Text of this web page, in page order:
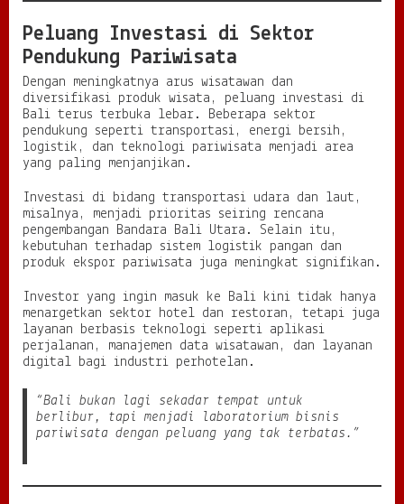
Peluang Investasi di Sektor
Pendukung Pariwisata
Dengan meningkatnya arus wisatawan dan
diversifikasi produk wisata, peluang investasi di
Bali terus terbuka lebar. Beberapa sektor
pendukung seperti transportasi, energi bersih,
logistik, dan teknologi pariwisata menjadi area
yang paling menjanjikan.
Investasi di bidang transportasi udara dan laut,
misalnya, menjadi prioritas seiring rencana
pengembangan Bandara Bali Utara. Selain itu,
kebutuhan terhadap sistem logistik pangan dan
produk ekspor pariwisata juga meningkat signifikan.
Investor yang ingin masuk ke Bali kini tidak hanya
menargetkan sektor hotel dan restoran, tetapi juga
layanan berbasis teknologi seperti aplikasi
perjalanan, manajemen data wisatawan, dan layanan
digital bagi industri perhotelan.
“Bali bukan lagi sekadar tempat untuk
berlibur, tapi menjadi laboratorium bisnis
pariwisata dengan peluang yang tak terbatas.”